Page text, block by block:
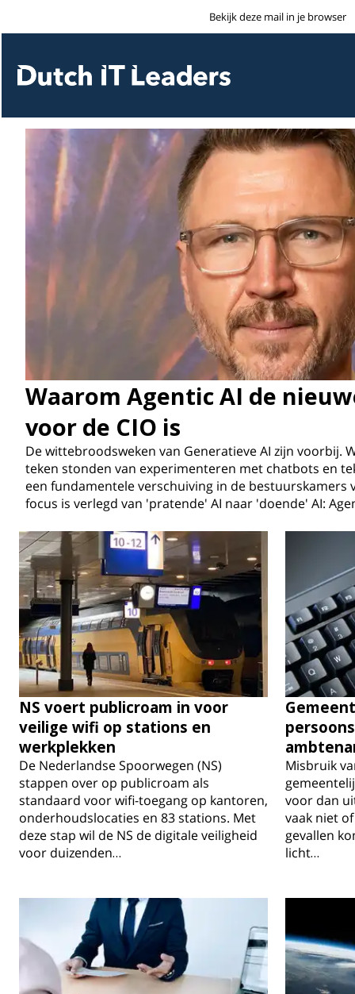
Bekijk deze mail in je browser
Waarom Agentic AI de
voor de CIO is
De wittebroodsweken van Generatieve AI zijn voorbij.
teken stonden van experimenteren met chatbots en
een fundamentele verschuiving in de bestuurskamers
focus is verlegd van 'pratende' AI naar 'doende' AI:
NS voert publicroam in voor
veilige wifi op stations en
werkplekken
De Nederlandse Spoorwegen (NS)
stappen over op publicroam als
standaard voor wifi-toegang op kantoren,
onderhoudslocaties en 83 stations. Met
deze stap wil de NS de digitale veiligheid
voor duizenden…
Misbruik
voor dan
vaak niet
gevallen
licht…